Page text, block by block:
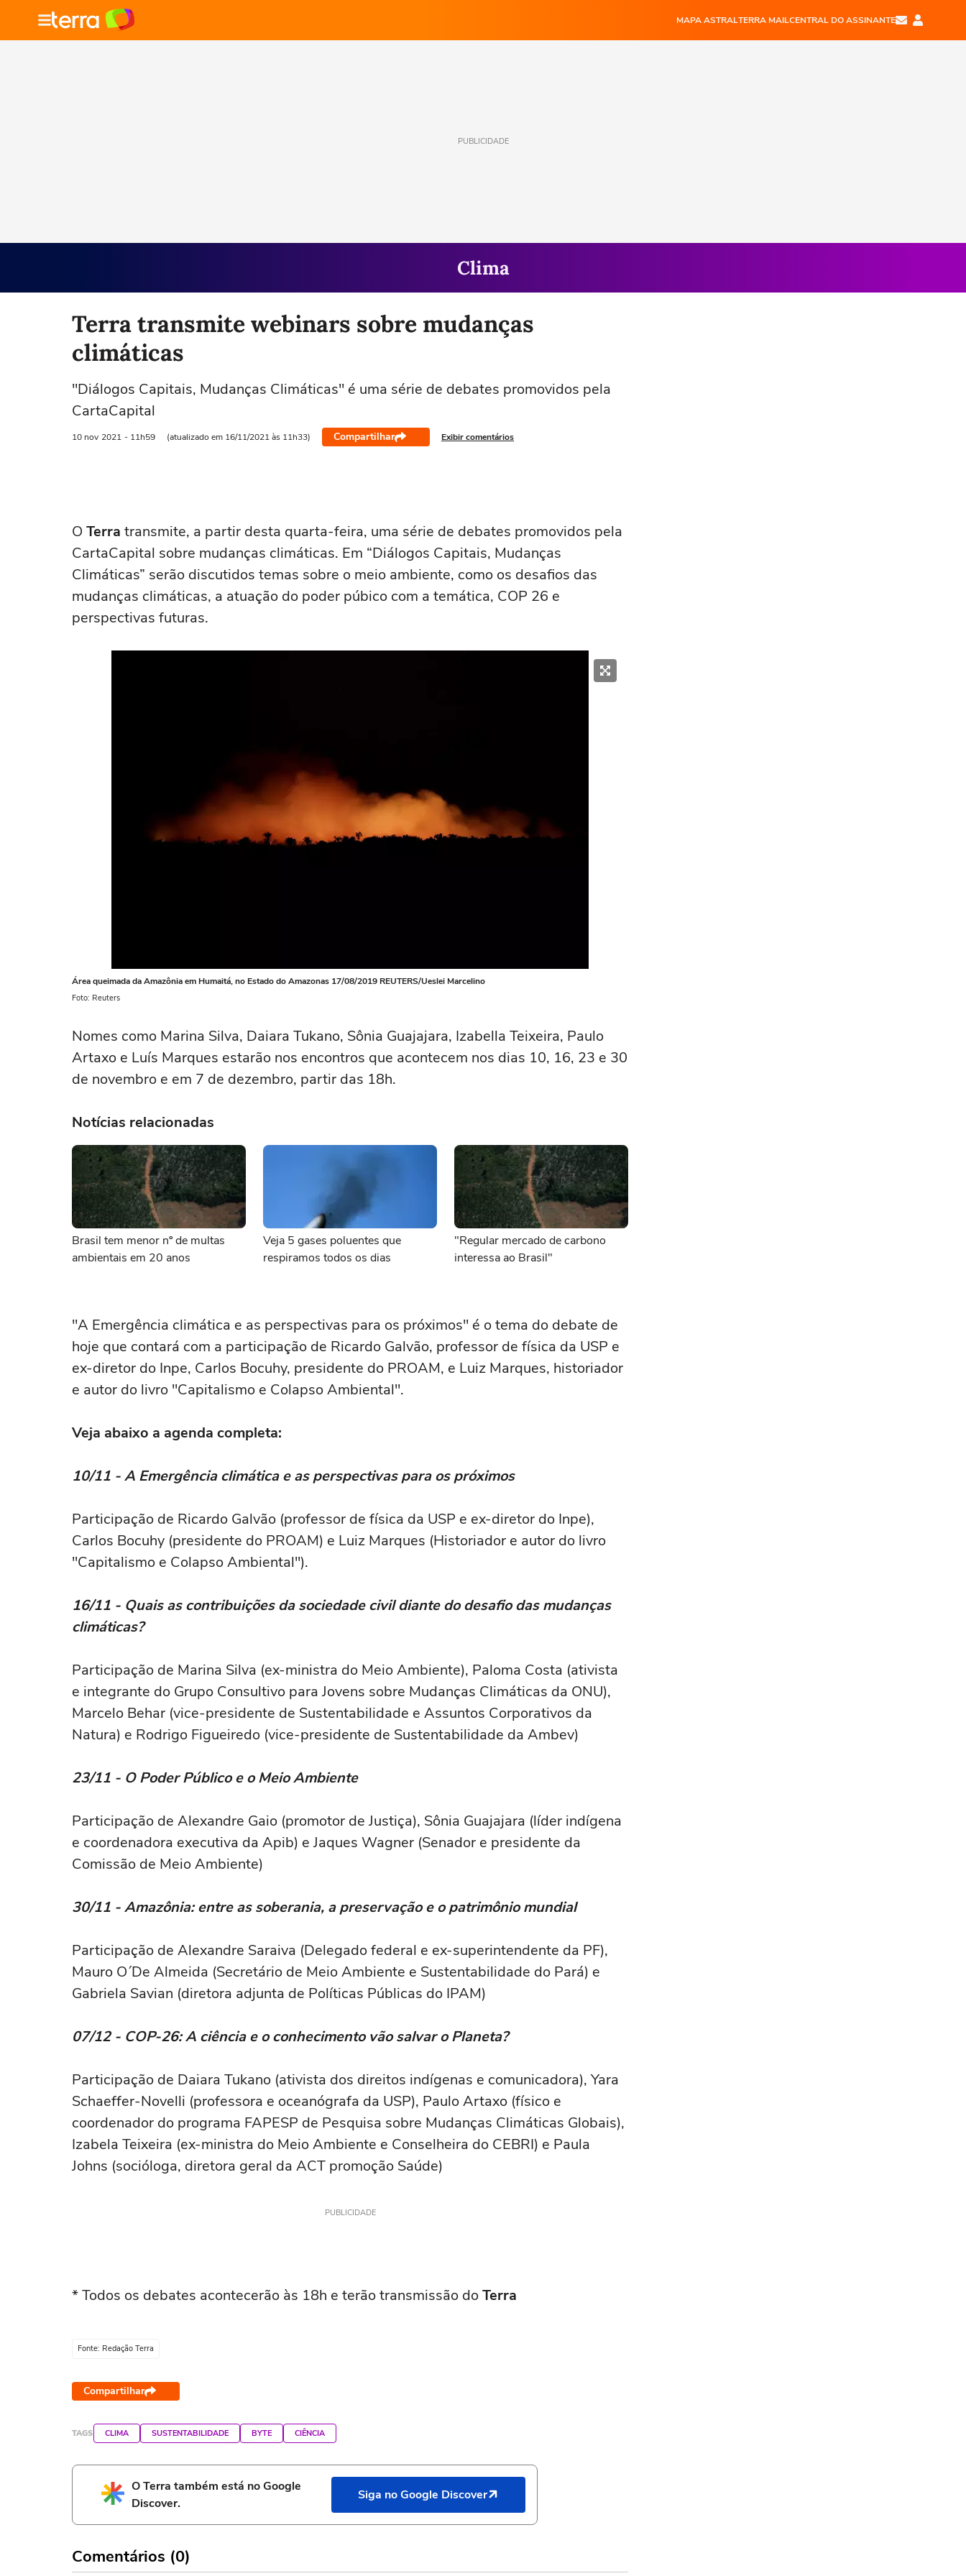
MAPA ASTRALTERRA MAILCENTRAL DO ASSINANTE
PUBLICIDADE
Clima
Terra transmite webinars sobre mudanças
climáticas
"Diálogos Capitais, Mudanças Climáticas" é uma série de debates promovidos pela
CartaCapital
10 nov 2021 - 11h59 (atualizado em 16/11/2021 às 11h33) Compartilhar Exibir comentários
O Terra transmite, a partir desta quarta-feira, uma série de debates promovidos pela
CartaCapital sobre mudanças climáticas. Em “Diálogos Capitais, Mudanças
Climáticas” serão discutidos temas sobre o meio ambiente, como os desafios das
mudanças climáticas, a atuação do poder púbico com a temática, COP 26 e
perspectivas futuras.
Área queimada da Amazônia em Humaitá, no Estado do Amazonas 17/08/2019 REUTERS/Ueslei Marcelino
Foto: Reuters
Nomes como Marina Silva, Daiara Tukano, Sônia Guajajara, Izabella Teixeira, Paulo
Artaxo e Luís Marques estarão nos encontros que acontecem nos dias 10, 16, 23 e 30
de novembro e em 7 de dezembro, partir das 18h.
Notícias relacionadas
Brasil tem menor nº de multas
ambientais em 20 anos
Veja 5 gases poluentes que
respiramos todos os dias
"Regular mercado de carbono
interessa ao Brasil"
"A Emergência climática e as perspectivas para os próximos" é o tema do debate de
hoje que contará com a participação de Ricardo Galvão, professor de física da USP e
ex-diretor do Inpe, Carlos Bocuhy, presidente do PROAM, e Luiz Marques, historiador
e autor do livro "Capitalismo e Colapso Ambiental".
Veja abaixo a agenda completa:
10/11 - A Emergência climática e as perspectivas para os próximos
Participação de Ricardo Galvão (professor de física da USP e ex-diretor do Inpe),
Carlos Bocuhy (presidente do PROAM) e Luiz Marques (Historiador e autor do livro
"Capitalismo e Colapso Ambiental").
16/11 - Quais as contribuições da sociedade civil diante do desafio das mudanças
climáticas?
Participação de Marina Silva (ex-ministra do Meio Ambiente), Paloma Costa (ativista
e integrante do Grupo Consultivo para Jovens sobre Mudanças Climáticas da ONU),
Marcelo Behar (vice-presidente de Sustentabilidade e Assuntos Corporativos da
Natura) e Rodrigo Figueiredo (vice-presidente de Sustentabilidade da Ambev)
23/11 - O Poder Público e o Meio Ambiente
Participação de Alexandre Gaio (promotor de Justiça), Sônia Guajajara (líder indígena
e coordenadora executiva da Apib) e Jaques Wagner (Senador e presidente da
Comissão de Meio Ambiente)
30/11 - Amazônia: entre as soberania, a preservação e o patrimônio mundial
Participação de Alexandre Saraiva (Delegado federal e ex-superintendente da PF),
Mauro O´De Almeida (Secretário de Meio Ambiente e Sustentabilidade do Pará) e
Gabriela Savian (diretora adjunta de Políticas Públicas do IPAM)
07/12 - COP-26: A ciência e o conhecimento vão salvar o Planeta?
Participação de Daiara Tukano (ativista dos direitos indígenas e comunicadora), Yara
Schaeffer-Novelli (professora e oceanógrafa da USP), Paulo Artaxo (físico e
coordenador do programa FAPESP de Pesquisa sobre Mudanças Climáticas Globais),
Izabela Teixeira (ex-ministra do Meio Ambiente e Conselheira do CEBRI) e Paula
Johns (socióloga, diretora geral da ACT promoção Saúde)
PUBLICIDADE
* Todos os debates acontecerão às 18h e terão transmissão doTerra
Fonte: Redação Terra
Compartilhar
TAGS CLIMA SUSTENTABILIDADE BYTE CIÊNCIA
O Terra também está no Google
Discover.
Siga no Google Discover
Comentários (0)